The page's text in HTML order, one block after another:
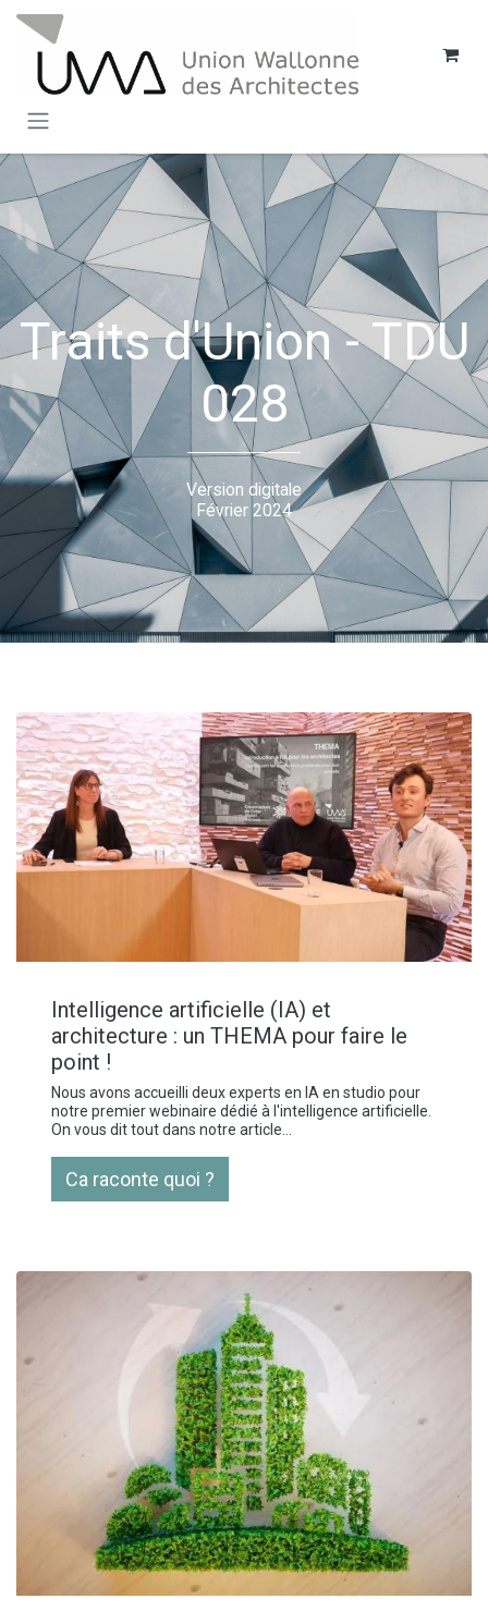
Traits d'Union - TDU
028
​Version digitale
Février 2024
Intelligence artificielle (IA) et
architecture : un THEMA pour faire le
point !
Nous avons accueilli deux experts en IA en studio pour
notre premier webinaire dédié à l'intelligence artificielle.
On vous dit tout dans notre article...
Ca raconte quoi ?